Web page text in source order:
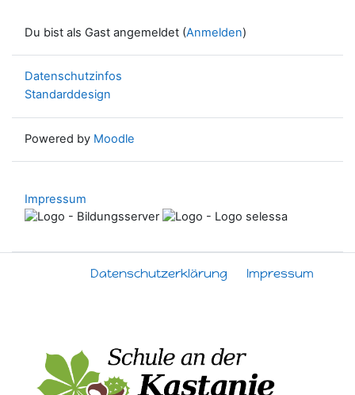
Du bist als Gast angemeldet (Anmelden)
Datenschutzinfos
Standarddesign
Powered by Moodle
Impressum
Datenschutzerklärung Impressum